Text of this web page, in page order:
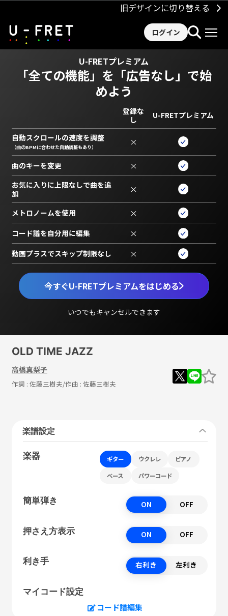
旧デザインに切り替える
ログイン
U-FRETプレミアム
「全ての機能」を 「広告なし」で始
めよう
今すぐU-FRETプレミアムをはじめる
いつでもキャンセルできます
登録な
し
U-FRETプレミアム
自動スクロールの速度を調整
（曲のBPMに合わせた自動調整もあり） ×
曲のキーを変更 ×
お気に入りに上限なしで曲を追
加
×
メトロノームを使用 ×
コード譜を自分用に編集 ×
動画プラスでスキップ制限なし ×
OLD TIME JAZZ
高橋真梨子
作詞 : 佐藤三樹夫/作曲 : 佐藤三樹夫
楽譜設定
楽器 ギター ウクレレ ピアノ
ベース パワーコード
簡単弾き ON OFF
押さえ方表示 ON OFF
利き手 右利き 左利き
マイコード設定
コード譜編集